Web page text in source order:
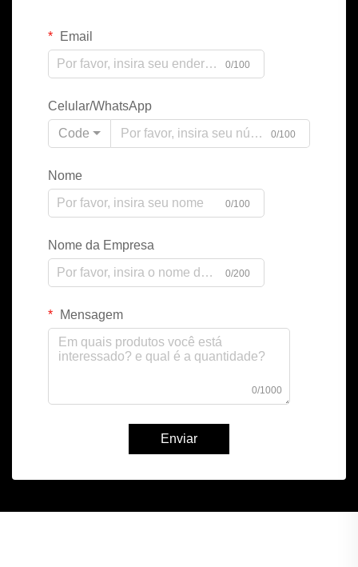
Email
0/100
Celular/WhatsApp
Code
0/100
Nome
0/100
Nome da Empresa
0/200
Mensagem
0/1000
Enviar